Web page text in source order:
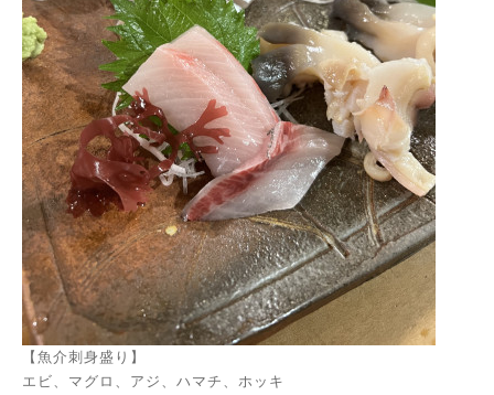
【魚介刺身盛り】
エビ、マグロ、アジ、ハマチ、ホッキ